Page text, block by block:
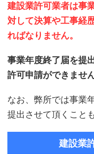
建設業許可業者は事
対して決算や工事経
ればなりません。
事業年度終了届を提
許可申請ができません
なお、弊所では事業
提出させて頂くこと
建設業